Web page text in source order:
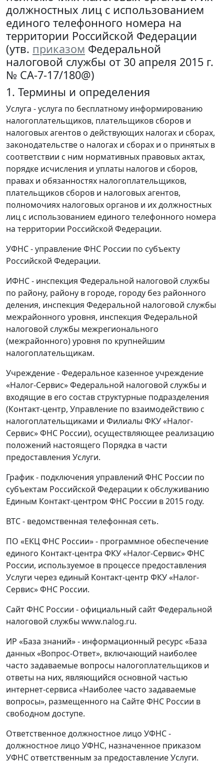
должностных лиц с использованием
единого телефонного номера на
территории Российской Федерации
(утв. приказом Федеральной
налоговой службы от 30 апреля 2015 г.
№ СА-7-17/180@)
1. Термины и определения
Услуга - услуга по бесплатному информированию
налогоплательщиков, плательщиков сборов и
налоговых агентов о действующих налогах и сборах,
законодательстве о налогах и сборах и о принятых в
соответствии с ним нормативных правовых актах,
порядке исчисления и уплаты налогов и сборов,
правах и обязанностях налогоплательщиков,
плательщиков сборов и налоговых агентов,
полномочиях налоговых органов и их должностных
лиц с использованием единого телефонного номера
на территории Российской Федерации.
УФНС - управление ФНС России по субъекту
Российской Федерации.
ИФНС - инспекция Федеральной налоговой службы
по району, району в городе, городу без районного
деления, инспекция Федеральной налоговой службы
межрайонного уровня, инспекция Федеральной
налоговой службы межрегионального
(межрайонного) уровня по крупнейшим
налогоплательщикам.
Учреждение - Федеральное казенное учреждение
«Налог-Сервис» Федеральной налоговой службы и
входящие в его состав структурные подразделения
(Контакт-центр, Управление по взаимодействию с
налогоплательщиками и Филиалы ФКУ «Налог-
Сервис» ФНС России), осуществляющее реализацию
положений настоящего Порядка в части
предоставления Услуги.
График - подключения управлений ФНС России по
субъектам Российской Федерации к обслуживанию
Единым Контакт-центром ФНС России в 2015 году.
ВТС - ведомственная телефонная сеть.
ПО «ЕКЦ ФНС России» - программное обеспечение
единого Контакт-центра ФКУ «Налог-Сервис» ФНС
России, используемое в процессе предоставления
Услуги через единый Контакт-центр ФКУ «Налог-
Сервис» ФНС России.
Сайт ФНС России - официальный сайт Федеральной
налоговой службы www.nalog.ru.
ИР «База знаний» - информационный ресурс «База
данных «Вопрос-Ответ», включающий наиболее
часто задаваемые вопросы налогоплательщиков и
ответы на них, являющийся основной частью
интернет-сервиса «Наиболее часто задаваемые
вопросы», размещенного на Сайте ФНС России в
свободном доступе.
Ответственное должностное лицо УФНС -
должностное лицо УФНС, назначенное приказом
УФНС ответственным за предоставление Услуги.